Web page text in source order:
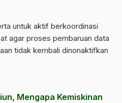
untuk aktif berkoordinasi
agar proses pembaruan data
tidak kembali dinonaktifkan
Mengapa Kemiskinan